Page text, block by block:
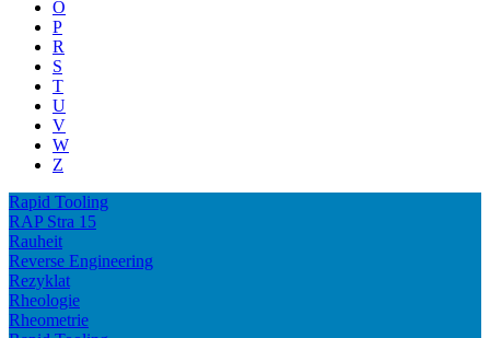
O
P
R
S
T
U
V
W
Z
Rapid Tooling
RAP Stra 15
Rauheit
Reverse Engineering
Rezyklat
Rheologie
Rheometrie